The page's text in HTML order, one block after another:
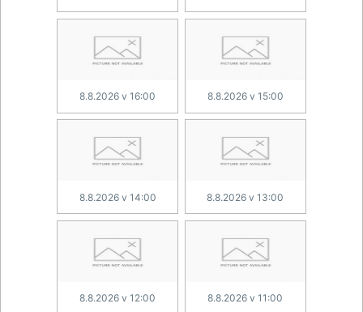
8.8.2026 v 16:00 8.8.2026 v 15:00
8.8.2026 v 14:00 8.8.2026 v 13:00
8.8.2026 v 12:00 8.8.2026 v 11:00